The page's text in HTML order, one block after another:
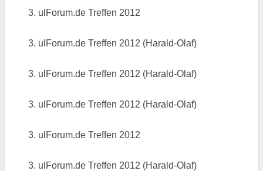
3. ulForum.de Treffen 2012
3. ulForum.de Treffen 2012 (Harald-Olaf)
3. ulForum.de Treffen 2012 (Harald-Olaf)
3. ulForum.de Treffen 2012 (Harald-Olaf)
3. ulForum.de Treffen 2012
3. ulForum.de Treffen 2012 (Harald-Olaf)